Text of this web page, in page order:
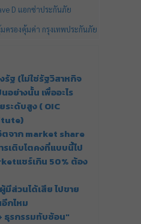
D แอกซ่าประกันภัย
รองคุ้มค่า กรุงเทพประกันภัย
ฐ (ไม่ใช่รัฐวิสาหกิจ
อย่างนั้น เพื่ออะไร
ระดับสูง ( OIC
ตจาก market share
รเติบโตคงที่แบบนี้ไป
แชร์เกิน 50% ต้อง
ส่วนได้เสีย ไปขาย
กไหม
ธุรกรรมทับซ้อน"